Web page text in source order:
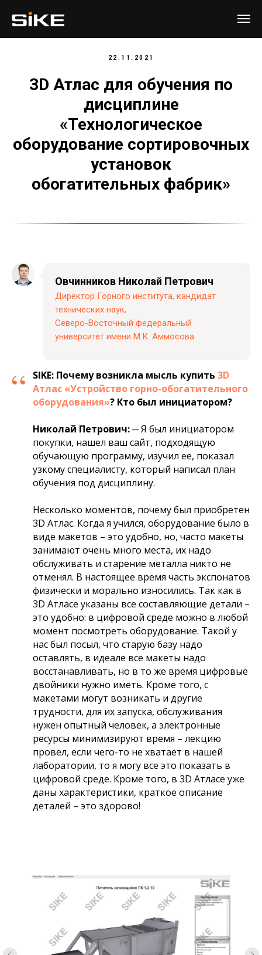
22.11.2021
3D Атлас для обучения по
дисциплине
«Технологическое
оборудование сортировочных
установок
обогатительных фабрик»
Овчинников Николай Петрович
Директор Горного института, кандидат
технических наук,
Северо-Восточный федеральный
университет имени М.К. Аммосова
“ SIKE: Почему возникла мысль купить 3D
Атлас «Устройство горно-обогатительного
оборудования»? Кто был инициатором?
Николай Петрович:─ Я был инициатором
покупки, нашел ваш сайт, подходящую
обучающую программу, изучил ее, показал
узкому специалисту, который написал план
обучения под дисциплину.
Несколько моментов, почему был приобретен
3D Атлас. Когда я учился, оборудование было в
виде макетов – это удобно, но, часто макеты
занимают очень много места, их надо
обслуживать и старение металла никто не
отменял. В настоящее время часть экспонатов
физически и морально износились. Так как в
3D Атласе указаны все составляющие детали –
это удобно: в цифровой среде можно в любой
момент посмотреть оборудование. Такой у
нас был посыл, что старую базу надо
оставлять, в идеале все макеты надо
восстанавливать, но в то же время цифровые
двойники нужно иметь. Кроме того, с
макетами могут возникать и другие
трудности, для их запуска, обслуживания
нужен опытный человек, а электронные
ресурсы минимизируют время – лекцию
провел, если чего-то не хватает в нашей
лаборатории, то я могу все это показать в
цифровой среде. Кроме того, в 3D Атласе уже
даны характеристики, краткое описание
деталей – это здорово!